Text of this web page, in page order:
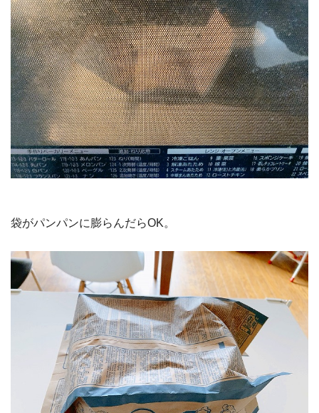
袋がパンパンに膨らんだらOK。